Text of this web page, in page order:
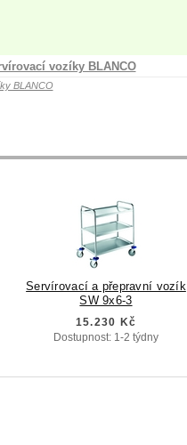
vozíky BLANCO
BLANCO
Servírovací a přepravní vozík
SW 9x6-3
15.230 Kč
Dostupnost: 1-2 týdny